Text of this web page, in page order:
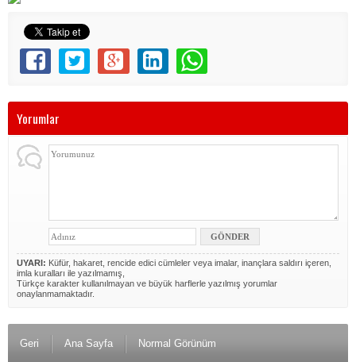
Yorumlar
UYARI: Küfür, hakaret, rencide edici cümleler veya imalar, inançlara saldırı içeren,
imla kuralları ile yazılmamış,
Türkçe karakter kullanılmayan ve büyük harflerle yazılmış yorumlar
onaylanmamaktadır.
Geri Ana Sayfa Normal Görünüm